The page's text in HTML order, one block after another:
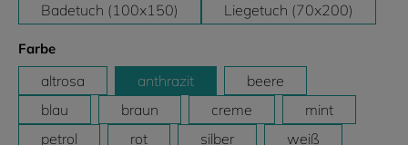
Badetuch (100x150)
Liegetuch (70x200)
Farbeauswählen
altrosa anthrazit
beere
blau
braun creme
mint
petrol
rot silber weiß